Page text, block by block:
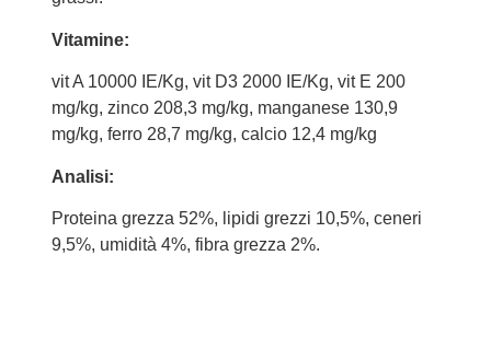
Vitamine:
vit A 10000 IE/Kg, vit D3 2000 IE/Kg, vit E 200
mg/kg, zinco 208,3 mg/kg, manganese 130,9
mg/kg, ferro 28,7 mg/kg, calcio 12,4 mg/kg
Analisi:
Proteina grezza 52%, lipidi grezzi 10,5%, ceneri
9,5%, umidità 4%, fibra grezza 2%.